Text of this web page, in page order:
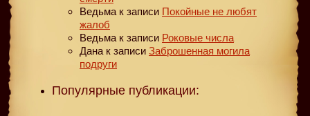
Ведьма к записи Покойные не любят
жалоб
Ведьма к записи Роковые числа
Дана к записи Заброшенная могила
подруги
Популярные публикации: